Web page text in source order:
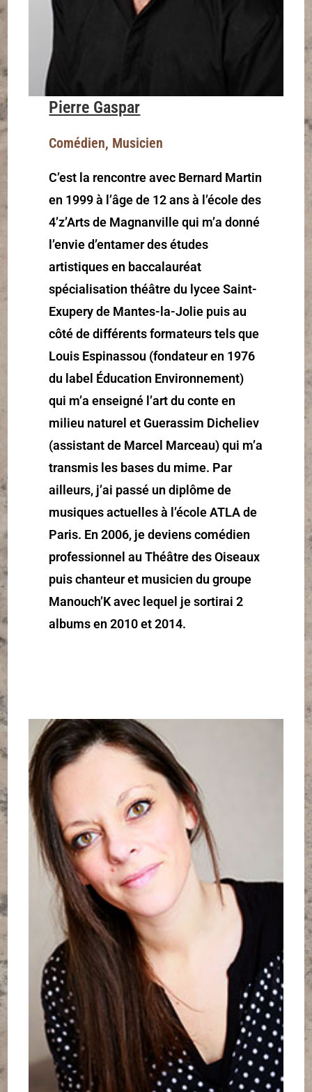
Pierre Gaspar
Comédien, Musicien
C’est la rencontre avec Bernard Martin
en 1999 à l’âge de 12 ans à l’école des
4’z’Arts de Magnanville qui m’a donné
l’envie d’entamer des études
artistiques en baccalauréat
spécialisation théâtre du lycee Saint-
Exupery de Mantes-la-Jolie puis au
côté de différents formateurs tels que
Louis Espinassou (fondateur en 1976
du label Éducation Environnement)
qui m’a enseigné l’art du conte en
milieu naturel et Guerassim Dicheliev
(assistant de Marcel Marceau) qui m’a
transmis les bases du mime. Par
ailleurs, j’ai passé un diplôme de
musiques actuelles à l’école ATLA de
Paris. En 2006, je deviens comédien
professionnel au Théâtre des Oiseaux
puis chanteur et musicien du groupe
Manouch’K avec lequel je sortirai 2
albums en 2010 et 2014.